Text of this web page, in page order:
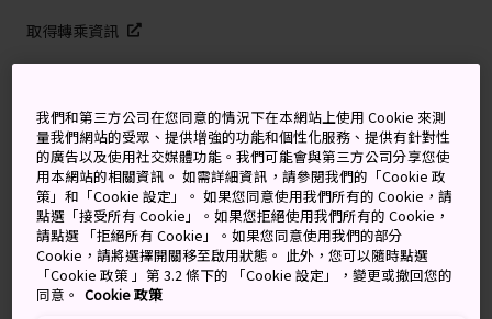
取得轉乘資訊
關鍵字 地圖
在日本唯一的紅白古城裡來杯下
午茶
鶴城（又名若松城）自從大名蘆名直盛（1323-1391 年）
下令建造後，在近 700 年的時間裡經歷多次重建。
我們和第三方公司在您同意的情況下在本網站上使用 Cookie 來測
量我們網站的受眾、提供增強的功能和個性化服務、提供有針對性
的廣告以及使用社交媒體功能。我們可能會與第三方公司分享您使
用本網站的相關資訊。 如需詳細資訊，請參閱我們的「Cookie 政
策」和「Cookie 設定」。 如果您同意使用我們所有的 Cookie，請
點選「接受所有 Cookie」。如果您拒絕使用我們所有的 Cookie，
請點選 「拒絕所有 Cookie」。如果您同意使用我們的部分
Cookie，請將選擇開關移至啟用狀態。 此外，您可以隨時點選
「Cookie 政策 」第 3.2 條下的 「Cookie 設定」，變更或撤回您的
同意。 Cookie 政策